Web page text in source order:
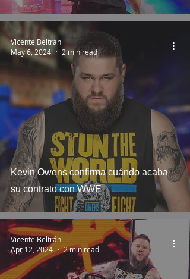
Kevin Owens confirma cuándo acaba
su contrato con WWE
Vicente Beltrán
May 6, 2024
2 min read
Vicente Beltrán
Apr 12, 2024
2 min read